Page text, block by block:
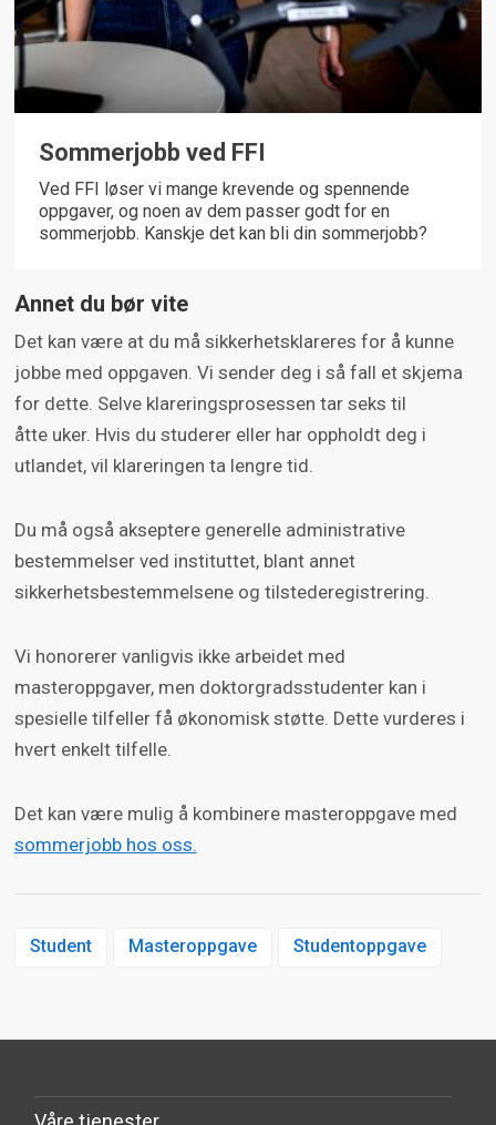
Sommerjobb ved FFI
Ved FFI løser vi mange krevende og spennende
oppgaver, og noen av dem passer godt for en
sommerjobb. Kanskje det kan bli din sommerjobb?
Annet du bør vite
Det kan være at du må sikkerhetsklareres for å kunne
jobbe med oppgaven. Vi sender deg i så fall et skjema
for dette. Selve klareringsprosessen tar seks til
åtte uker. Hvis du studerer eller har oppholdt deg i
utlandet, vil klareringen ta lengre tid.
Du må også akseptere generelle administrative
bestemmelser ved instituttet, blant annet
sikkerhetsbestemmelsene og tilstederegistrering.
Vi honorerer vanligvis ikke arbeidet med
masteroppgaver, men doktorgradsstudenter kan i
spesielle tilfeller få økonomisk støtte. Dette vurderes i
hvert enkelt tilfelle.
Det kan være mulig å kombinere masteroppgave med
sommerjobb hos oss.
Student Masteroppgave Studentoppgave